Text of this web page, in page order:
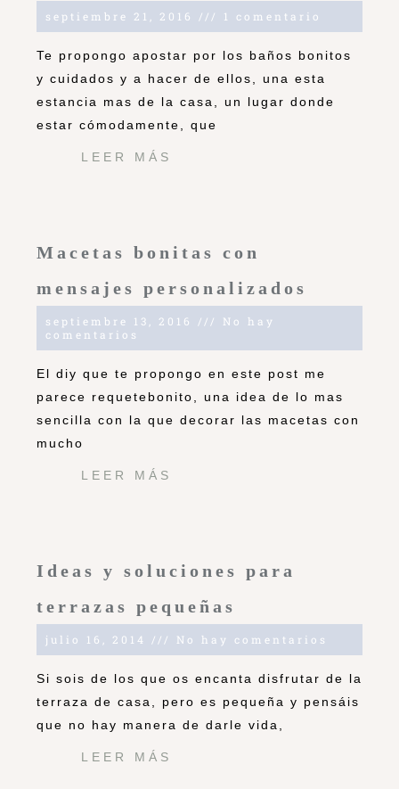
septiembre 21, 2016 1 comentario
Te propongo apostar por los baños bonitos
y cuidados y a hacer de ellos, una esta
estancia mas de la casa, un lugar donde
estar cómodamente, que
LEER MÁS
Macetas bonitas con
mensajes personalizados
septiembre 13, 2016
No hay
comentarios
El diy que te propongo en este post me
parece requetebonito, una idea de lo mas
sencilla con la que decorar las macetas con
mucho
LEER MÁS
Ideas y soluciones para
terrazas pequeñas
julio 16, 2014 No hay comentarios
Si sois de los que os encanta disfrutar de la
terraza de casa, pero es pequeña y pensáis
que no hay manera de darle vida,
LEER MÁS